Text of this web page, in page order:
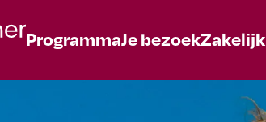
ProgrammaJe bezoekZakelijk